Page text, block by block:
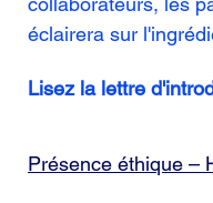
éclairera sur
Lisez la lettre
Présence éthique –